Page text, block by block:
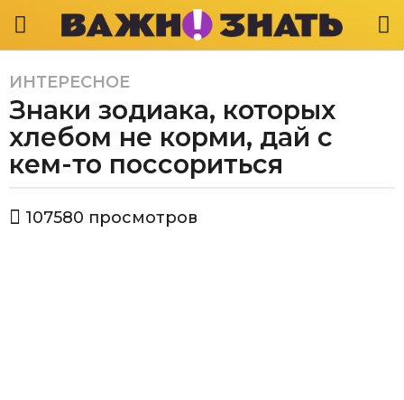
5
л
т
a
o
ИНТЕРЕСНОЕ
Знаки зодиака, которых
хлебом не корми, дай с
кем-то поссориться
в
107580 просмотров